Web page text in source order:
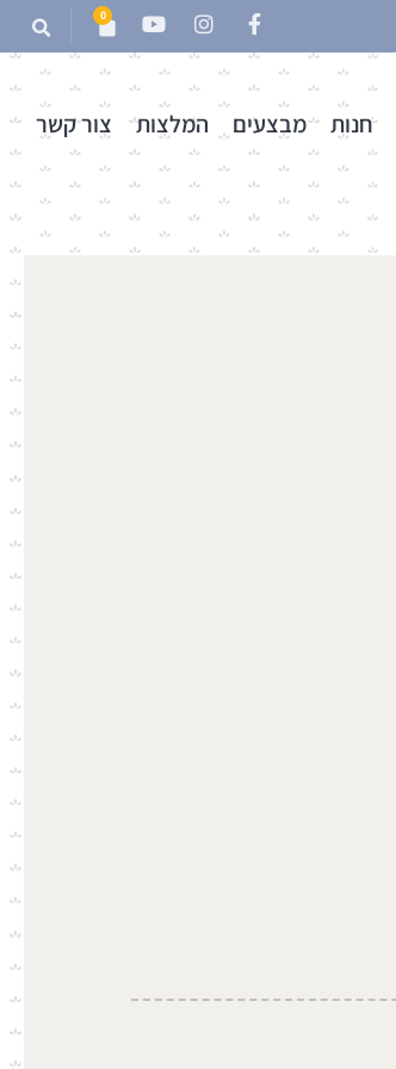
0
חנות מבצעים המלצות צור קשר